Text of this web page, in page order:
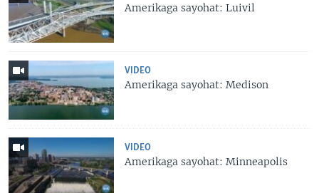
Amerikaga sayohat: Luivil
VIDEO
Amerikaga sayohat: Medison
VIDEO
Amerikaga sayohat: Minneapolis